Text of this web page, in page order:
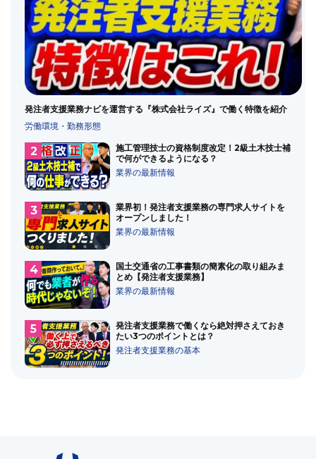
首都高
発注者支援業務ナビを運営する『株式会社ライズ』で働く特徴を紹介
労働環境・勤務形態
施工管理技士の資格制度改定！2級土木技士補
で何ができるようになる？
業界の最新情報
業界初！発注者支援業務の専門求人サイトを
オープンしました！
業界の最新情報
国土交通省の工事書類の簡素化の取り組みま
とめ【発注者支援業務】
業界の最新情報
発注者支援業務で働くなら絶対押さえておき
たい3つのポイントとは？
発注者支援業務の基本